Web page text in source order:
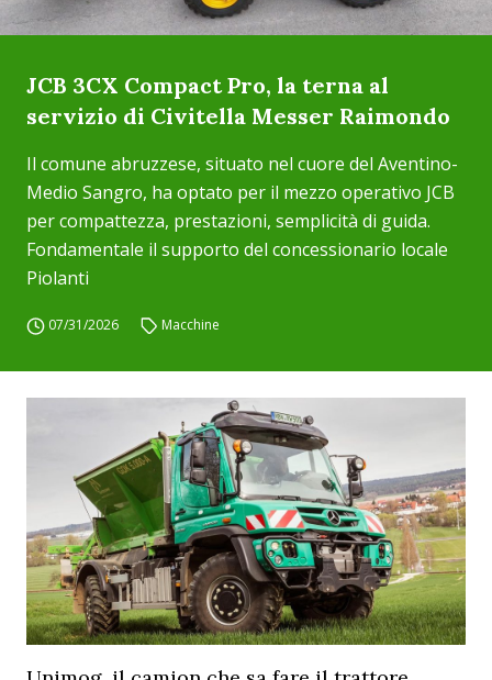
JCB 3CX Compact Pro, la terna al
servizio di Civitella Messer Raimondo
Il comune abruzzese, situato nel cuore del Aventino-
Medio Sangro, ha optato per il mezzo operativo JCB
per compattezza, prestazioni, semplicità di guida.
Fondamentale il supporto del concessionario locale
Piolanti
07/31/2026 Macchine